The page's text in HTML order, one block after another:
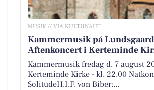
MUSIK // VIA KULTUNAUT
Kammermusik på
Aftenkoncert i Kerteminde
Kammermusik fredag d. 7 august
Kerteminde Kirke - kl. 22.00
SolitudeH.I.F. von Biber:...